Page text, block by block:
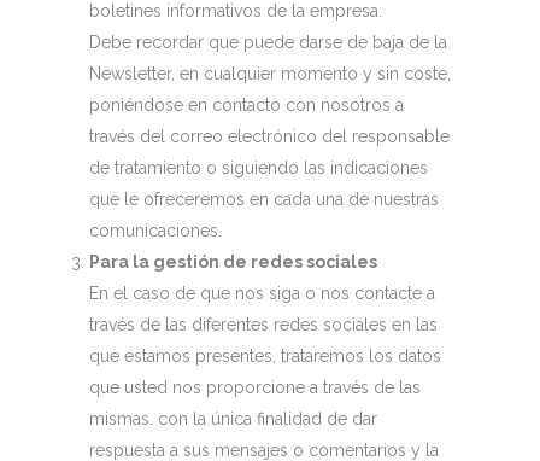
boletines informativos de la empresa.
Debe recordar que puede darse de baja de la
Newsletter, en cualquier momento y sin coste,
poniéndose en contacto con nosotros a
través del correo electrónico del responsable
de tratamiento o siguiendo las indicaciones
que le ofreceremos en cada una de nuestras
comunicaciones.
Para la gestión de redes sociales
En el caso de que nos siga o nos contacte a
través de las diferentes redes sociales en las
que estamos presentes, trataremos los datos
que usted nos proporcione a través de las
mismas. con la única finalidad de dar
respuesta a sus mensajes o comentarios y la